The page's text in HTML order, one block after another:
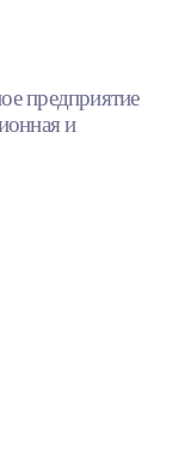
предприятие
и